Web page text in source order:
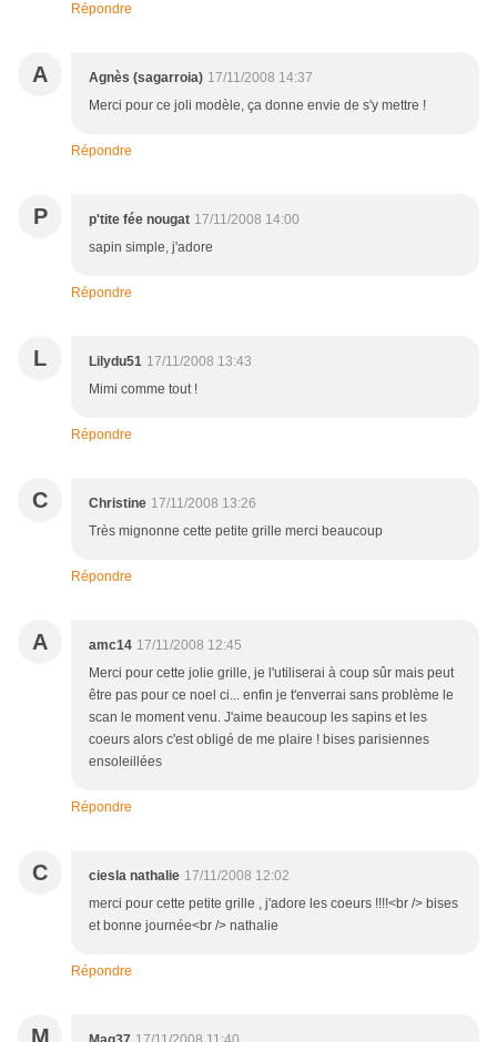
Répondre
A Agnès (sagarroia) 17/11/2008 14:37
Merci pour ce joli modèle, ça donne envie de s'y mettre !
Répondre
P p'tite fée nougat 17/11/2008 14:00
sapin simple, j'adore
Répondre
L Lilydu51 17/11/2008 13:43
Mimi comme tout !
Répondre
C Christine 17/11/2008 13:26
Très mignonne cette petite grille merci beaucoup
Répondre
A amc14 17/11/2008 12:45
Merci pour cette jolie grille, je l'utiliserai à coup sûr mais peut
être pas pour ce noel ci... enfin je t'enverrai sans problème le
scan le moment venu. J'aime beaucoup les sapins et les
coeurs alors c'est obligé de me plaire ! bises parisiennes
ensoleillées
Répondre
C ciesla nathalie 17/11/2008 12:02
merci pour cette petite grille , j'adore les coeurs !!!!<br /> bises
et bonne journée<br /> nathalie
Répondre
M